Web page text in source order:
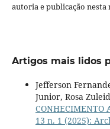
autoria e publicação nesta
Artigos mais lidos
Jefferson
Junior, Rosa
CONHECIMENTO
13 n. 1 (2025):